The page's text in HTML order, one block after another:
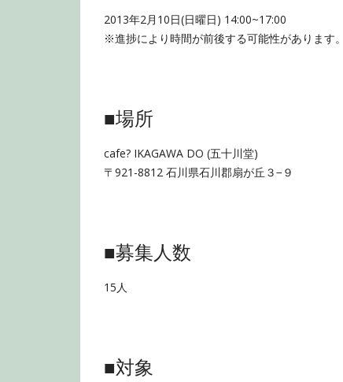
2013年2月10日(日曜日) 14:00~17:00
※進捗により時間が前後する可能性があります。
■場所
cafe? IKAGAWA DO (五十川堂)
〒921-8812 石川県石川郡扇が丘３−９
■募集人数
15人
■対象